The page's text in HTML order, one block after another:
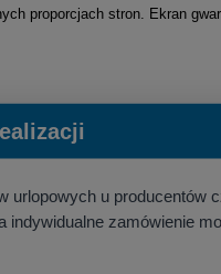
proporcjach stron. Ekran
multimedialnego w
płótno w 3 sekundy.
uszkodzeniami i kurzem.
urlopowych u producentów
indywidualne zamówienie